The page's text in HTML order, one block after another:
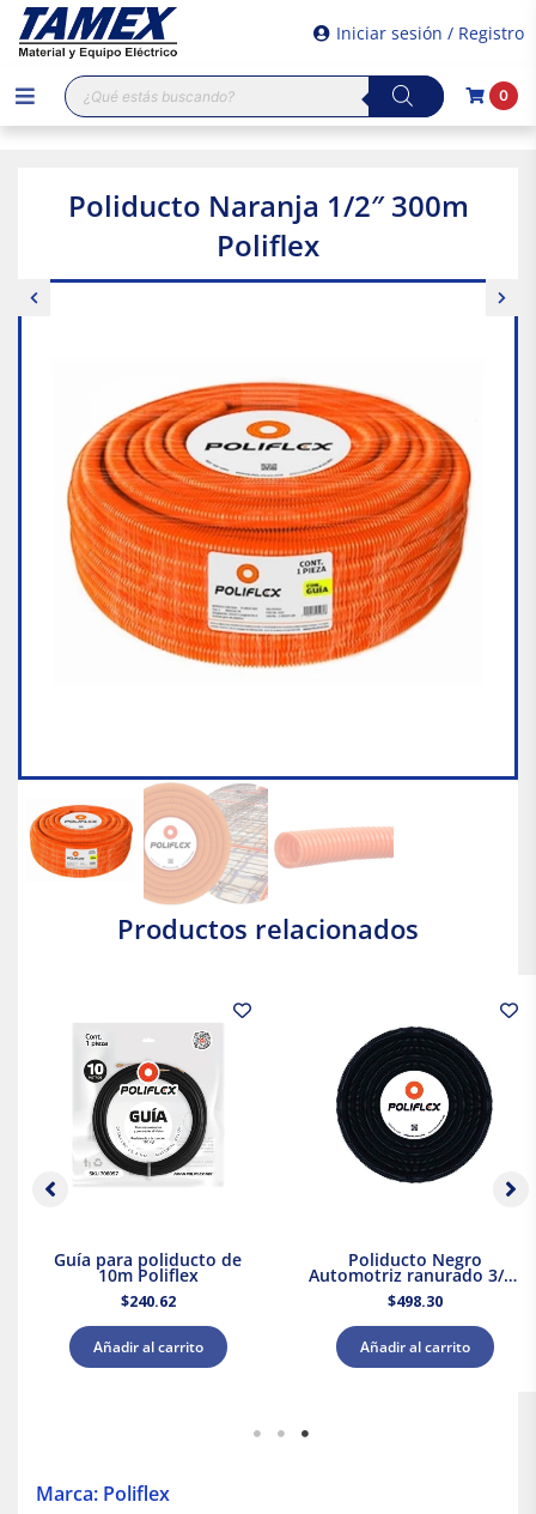
Iniciar sesión / Registro
Búsqueda
de
productos
0
Poliducto Naranja 1/2″ 300m
Poliflex
Productos relacionados
Guía para poliducto de
10m Poliflex
$240.62
Añadir al carrito
Poliducto Negro
Automotriz ranurado 3/8″
50m Poliflex
$498.30
Añadir al carrito
Marca: Poliflex